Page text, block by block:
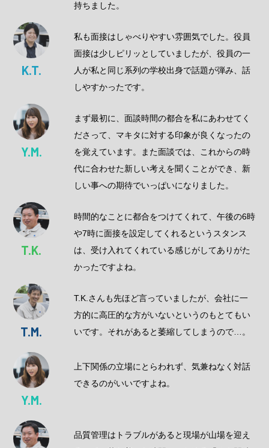
持ちました。
K.T.
私も面接はしゃべりやすい雰囲気でした。役員
面接は少しピリッとしていましたが、役員の一
人が私と同じ系列の学校出身で話題が弾み、話
しやすかったです。
Y.M.
まず最初に、面談時間の都合を私にあわせてく
ださって、マキタに対する印象が良くなったの
を覚えています。また面談では、これからの時
代に合わせた新しい考えを聞くことができ、新
しい事への期待でいっぱいになりました。
T.K.
時間的なことに都合をつけてくれて、午後の6時
や7時に面接を設定してくれるというスタンス
は、受け入れてくれている感じがしてありがた
かったですよね。
T.M.
T.K.さんも先ほど言っていましたが、会社に一
方的に高圧的な方がいないというのもとてもい
いです。それがあると萎縮してしまうので…。
Y.M.
上下関係の立場にとらわれず、気兼ねなく対話
できるのがいいですよね。
品質管理はトラブルがあると現場が山場を迎え